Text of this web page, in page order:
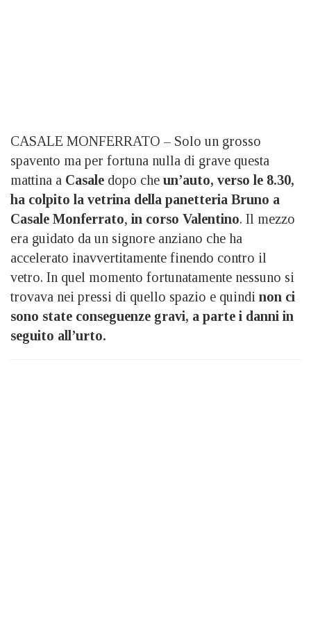
CASALE MONFERRATO – Solo un grosso
spavento ma per fortuna nulla di grave questa
mattina a Casale dopo che un’auto, verso le 8.30,
ha colpito la vetrina della panetteria Bruno a
Casale Monferrato, in corso Valentino. Il mezzo
era guidato da un signore anziano che ha
accelerato inavvertitamente finendo contro il
vetro. In quel momento fortunatamente nessuno si
trovava nei pressi di quello spazio e quindi non ci
sono state conseguenze gravi, a parte i danni in
seguito all’urto.